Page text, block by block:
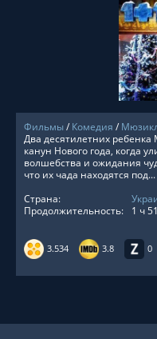
Фильмы/ Комедия /
3.534 3.8 0
Два десятилетних
канун Нового года, когда
волшебства и ожидания
что их чада находятся под...
Страна:
Продолжительность:
1 ч